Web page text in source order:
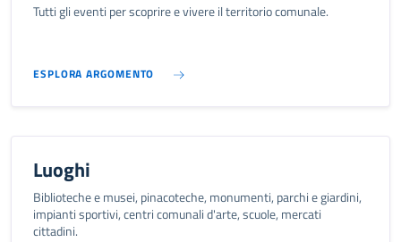
Tutti gli eventi per scoprire e vivere il territorio comunale.
ESPLORA ARGOMENTO
Luoghi
Biblioteche e musei, pinacoteche, monumenti, parchi e giardini,
impianti sportivi, centri comunali d'arte, scuole, mercati
cittadini.